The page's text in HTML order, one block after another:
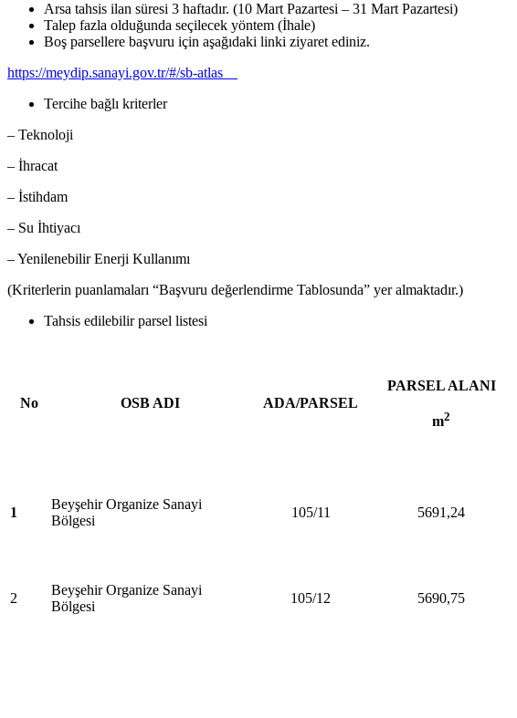
Arsa tahsis ilan süresi 3 haftadır. (10 Mart Pazartesi – 31 Mart Pazartesi)
Talep fazla olduğunda seçilecek yöntem (İhale)
Boş parsellere başvuru için aşağıdaki linki ziyaret ediniz.
https://meydip.sanayi.gov.tr/#/sb-atlas
Tercihe bağlı kriterler
– Teknoloji
– İhracat
– İstihdam
– Su İhtiyacı
– Yenilenebilir Enerji Kullanımı
(Kriterlerin puanlamaları “Başvuru değerlendirme Tablosunda” yer almaktadır.)
Tahsis edilebilir parsel listesi
No OSB ADI ADA/PARSEL
PARSEL ALANI
m2
1
Beyşehir Organize Sanayi
Bölgesi
105/11 5691,24
2
Beyşehir Organize Sanayi
Bölgesi
105/12 5690,75